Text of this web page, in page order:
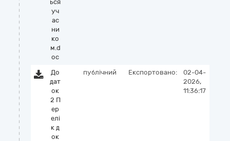
ься
уч
ас
ни
ко
м.d
oc
До
дат
ок
2 П
ер
елі
к д
ок
публічний Експортовано:
02-04-
2026,
11:36:17